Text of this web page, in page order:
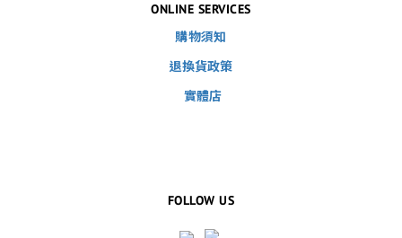
ONLINE SERVICES
購物須知
退換貨政策
實體店
FOLLOW US